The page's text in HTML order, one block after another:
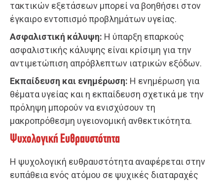
τακτικών εξετάσεων μπορεί να βοηθήσει στον
έγκαιρο εντοπισμό προβλημάτων υγείας.
Ασφαλιστική κάλυψη: Η ύπαρξη επαρκούς
ασφαλιστικής κάλυψης είναι κρίσιμη για την
αντιμετώπιση απρόβλεπτων ιατρικών εξόδων.
Εκπαίδευση και ενημέρωση: Η ενημέρωση για
θέματα υγείας και η εκπαίδευση σχετικά με την
πρόληψη μπορούν να ενισχύσουν τη
μακροπρόθεσμη υγειονομική ανθεκτικότητα.
Ψυχολογική Ευθραυστότητα
Η ψυχολογική ευθραυστότητα αναφέρεται στην
ευπάθεια ενός ατόμου σε ψυχικές διαταραχές